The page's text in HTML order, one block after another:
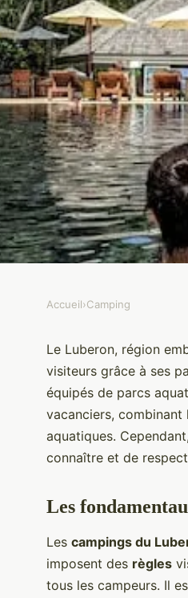
les règles
du
Accueil›Camping
Le Luberon, région
visiteurs grâce à ses
équipés de parcs
vacanciers,
aquatiques.
connaître et de
Les
Les campings du
imposent des règles
tous les campeurs. Il